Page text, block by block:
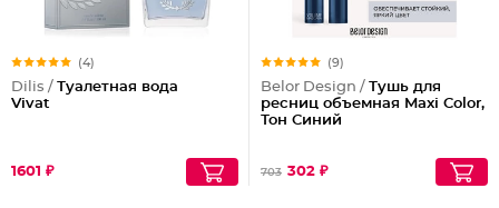
(4)
Dilis / Туалетная вода
Vivat
1601 ₽
(9)
Belor Design / Тушь для
ресниц объемная Maxi Color,
Тон Синий
703 302 ₽